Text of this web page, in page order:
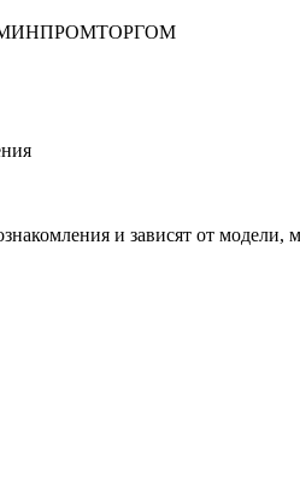
МИНПРОМТОРГОМ
и зависят от